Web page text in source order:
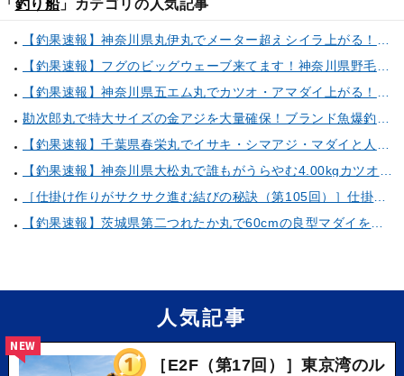
「 釣り船」カテゴリの人気記事
人気記事
［E2F（第17回）］東京湾のル
NEW